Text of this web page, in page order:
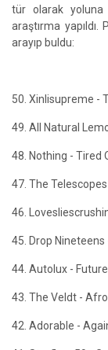
tür olarak yoluna
araştırma
arayıp buldu:
50. Xinlisupreme -
49. All Natural
48. Nothing - Tired
47. The
46.
45. Drop Nineteens
44. Autolux -
43. The Veldt -
42. Adorable -